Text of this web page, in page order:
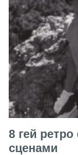
8 гей
сценами